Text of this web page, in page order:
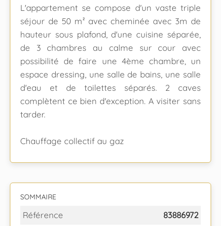
L'appartement se compose d'un vaste triple
séjour de 50 m² avec cheminée avec 3m de
hauteur sous plafond, d'une cuisine séparée,
de 3 chambres au calme sur cour avec
possibilité de faire une 4ème chambre, un
espace dressing, une salle de bains, une salle
d'eau et de toilettes séparés. 2 caves
complètent ce bien d'exception. A visiter sans
tarder.
Chauffage collectif au gaz
SOMMAIRE
Référence
83886972